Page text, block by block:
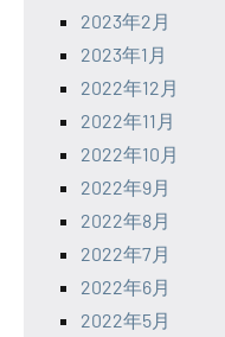
2023年2月
2023年1月
2022年12月
2022年11月
2022年10月
2022年9月
2022年8月
2022年7月
2022年6月
2022年5月